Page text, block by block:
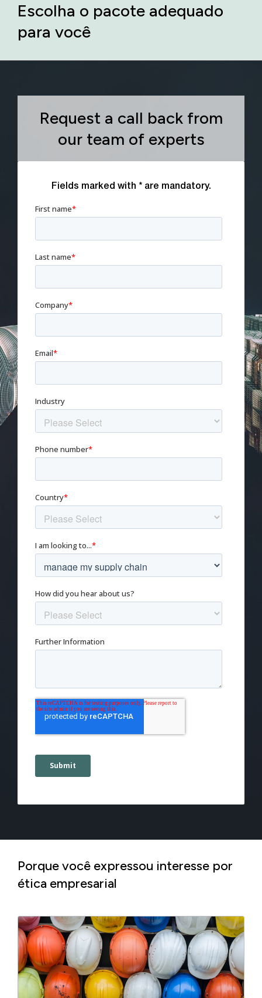
Escolha o pacote adequado
para você
Request a call back from
our team of experts
Fields marked with * are mandatory.
Porque você expressou interesse por
ética empresarial